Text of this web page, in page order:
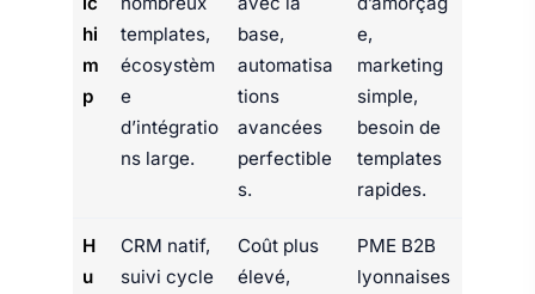
hi
m
p
templates,
écosystèm
e
d’intégratio
ns large.
base,
automatisa
tions
avancées
perfectible
s.
e,
marketing
simple,
besoin de
templates
rapides.
H
u
CRM natif,
suivi cycle
Coût plus
élevé,
PME B2B
lyonnaises